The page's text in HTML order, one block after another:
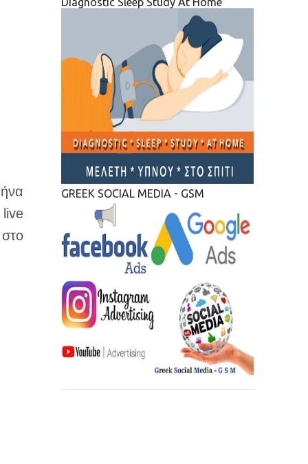
GREEK SOCIAL MEDIA - GSM